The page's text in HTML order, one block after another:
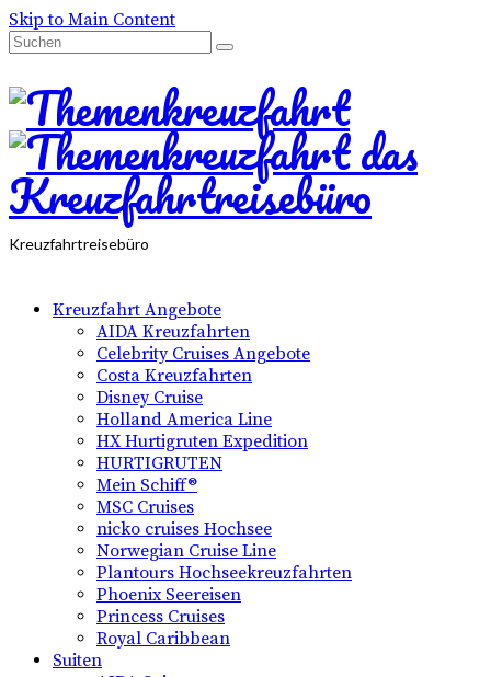
Skip to Main Content
Suchen
Kreuzfahrtreisebüro
Kreuzfahrt Angebote
AIDA Kreuzfahrten
Celebrity Cruises Angebote
Costa Kreuzfahrten
Disney Cruise
Holland America Line
HX Hurtigruten Expedition
HURTIGRUTEN
Mein Schiff®
MSC Cruises
nicko cruises Hochsee
Norwegian Cruise Line
Plantours Hochseekreuzfahrten
Phoenix Seereisen
Princess Cruises
Royal Caribbean
Suiten